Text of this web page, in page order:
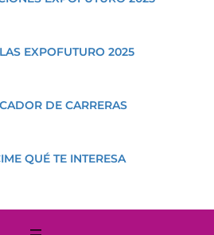
EXPOFUTURO 2025
DE CARRERAS
QUÉ TE INTERESA